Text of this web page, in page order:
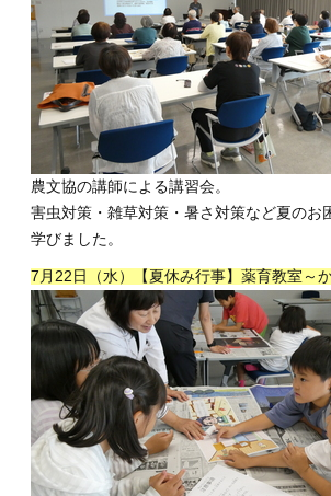
農文協の講師による講習会。
害虫対策・雑草対策・暑さ対策など夏のお
学びました。
7月22日（水）【夏休み行事】薬育教室～